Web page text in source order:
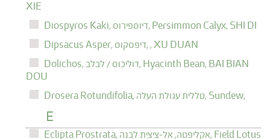
XIE
Diospyros Kaki,
דיוספירוס, Persimmon Calyx, SHI DI
Dipsacus Asper,
דיפסקוס, , XU DUAN
Dolichos,
דוליכוס / לבלב, Hyacinth Bean, BAI BIAN
DOU
Drosera Rotundifolia,
טללית עגולת העלה, Sundew,
E
Eclipta Prostrata, אקליפטה, אַל-צִיצִית לְבָנָה, Field Lotus